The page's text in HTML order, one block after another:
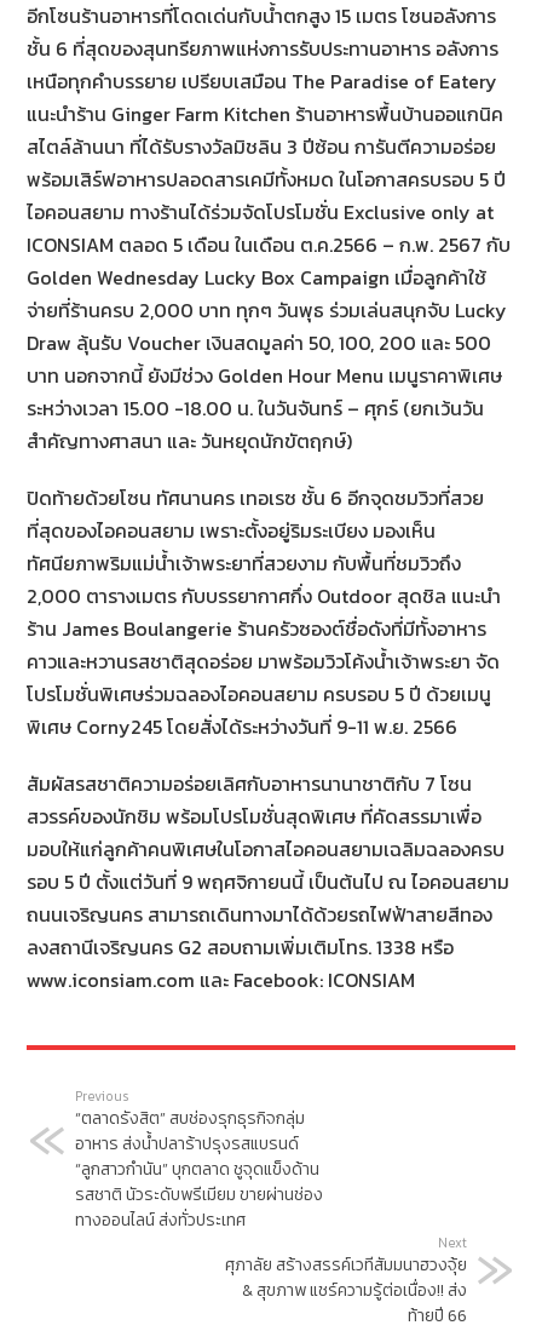
อีกโซนร้านอาหารที่โดดเด่นกับน้ำตกสูง 15 เมตร โซนอลังการ
ชั้น 6 ที่สุดของสุนทรียภาพแห่งการรับประทานอาหาร อลังการ
เหนือทุกคำบรรยาย เปรียบเสมือน The Paradise of Eatery
แนะนำร้าน Ginger Farm Kitchen ร้านอาหารพื้นบ้านออแกนิค
สไตล์ล้านนา ที่ได้รับรางวัลมิชลิน 3 ปีซ้อน การันตีความอร่อย
พร้อมเสิร์ฟอาหารปลอดสารเคมีทั้งหมด ในโอกาสครบรอบ 5 ปี
ไอคอนสยาม ทางร้านได้ร่วมจัดโปรโมชั่น Exclusive only at
ICONSIAM ตลอด 5 เดือน ในเดือน ต.ค.2566 – ก.พ. 2567 กับ
Golden Wednesday Lucky Box Campaign เมื่อลูกค้าใช้
จ่ายที่ร้านครบ 2,000 บาท ทุกๆ วันพุธ ร่วมเล่นสนุกจับ Lucky
Draw ลุ้นรับ Voucher เงินสดมูลค่า 50, 100, 200 และ 500
บาท นอกจากนี้ ยังมีช่วง Golden Hour Menu เมนูราคาพิเศษ
ระหว่างเวลา 15.00 -18.00 น. ในวันจันทร์ – ศุกร์ (ยกเว้นวัน
สำคัญทางศาสนา และ วันหยุดนักขัตฤกษ์)
ปิดท้ายด้วยโซน ทัศนานคร เทอเรซ ชั้น 6 อีกจุดชมวิวที่สวย
ที่สุดของไอคอนสยาม เพราะตั้งอยู่ริมระเบียง มองเห็น
ทัศนียภาพริมแม่น้ำเจ้าพระยาที่สวยงาม กับพื้นที่ชมวิวถึง
2,000 ตารางเมตร กับบรรยากาศกึ่ง Outdoor สุดชิล แนะนำ
ร้าน James Boulangerie ร้านครัวซองต์ชื่อดังที่มีทั้งอาหาร
คาวและหวานรสชาติสุดอร่อย มาพร้อมวิวโค้งน้ำเจ้าพระยา จัด
โปรโมชั่นพิเศษร่วมฉลองไอคอนสยาม ครบรอบ 5 ปี ด้วยเมนู
พิเศษ Corny245 โดยสั่งได้ระหว่างวันที่ 9-11 พ.ย. 2566
สัมผัสรสชาติความอร่อยเลิศกับอาหารนานาชาติกับ 7 โซน
สวรรค์ของนักชิม พร้อมโปรโมชั่นสุดพิเศษ ที่คัดสรรมาเพื่อ
มอบให้แก่ลูกค้าคนพิเศษในโอกาสไอคอนสยามเฉลิมฉลองครบ
รอบ 5 ปี ตั้งแต่วันที่ 9 พฤศจิกายนนี้ เป็นต้นไป ณ ไอคอนสยาม
ถนนเจริญนคร สามารถเดินทางมาได้ด้วยรถไฟฟ้าสายสีทอง
ลงสถานีเจริญนคร G2 สอบถามเพิ่มเติมโทร. 1338 หรือ
www.iconsiam.com และ Facebook: ICONSIAM
Previous
“ตลาดรังสิต” สบช่องรุกธุรกิจกลุ่ม
อาหาร ส่งน้ำปลาร้าปรุงรสแบรนด์
“ลูกสาวกำนัน” บุกตลาด ชูจุดแข็งด้าน
รสชาติ นัวระดับพรีเมียม ขายผ่านช่อง
ทางออนไลน์ ส่งทั่วประเทศ
Next
ศุภาลัย สร้างสรรค์เวทีสัมมนาฮวงจุ้ย
& สุขภาพ แชร์ความรู้ต่อเนื่อง!! ส่ง
ท้ายปี 66